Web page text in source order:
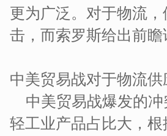
更为广泛。对于物流
击，而索罗斯给出前
中美贸易战对于物流
中美贸易战爆发的
轻工业产品占比大，